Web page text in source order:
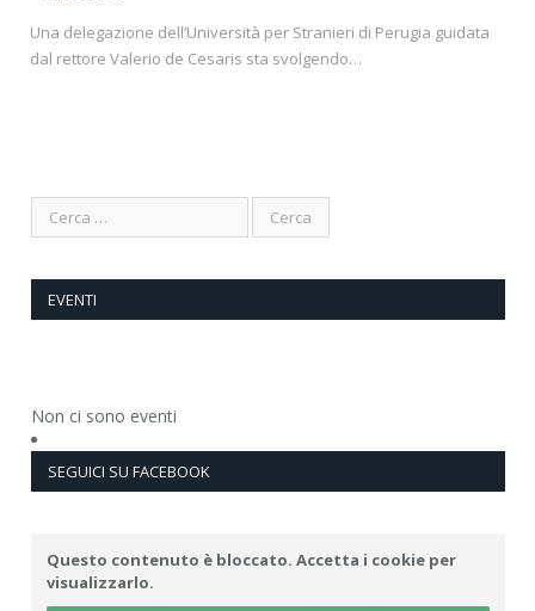
Una delegazione dell’Università per Stranieri di Perugia guidata
dal rettore Valerio de Cesaris sta svolgendo…
EVENTI
Non ci sono eventi
SEGUICI SU FACEBOOK
Questo contenuto è bloccato. Accetta i cookie per
visualizzarlo.